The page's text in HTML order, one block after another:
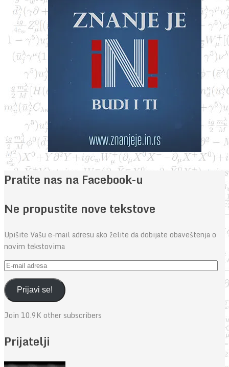
Pratite nas na Facebook-u
Ne propustite nove tekstove
Upišite Vašu e-mail adresu ako želite da dobijate obaveštenja o
novim tekstovima
E-
mail
adresaPrijavi se!
Join 10.9K other subscribers
Prijatelji